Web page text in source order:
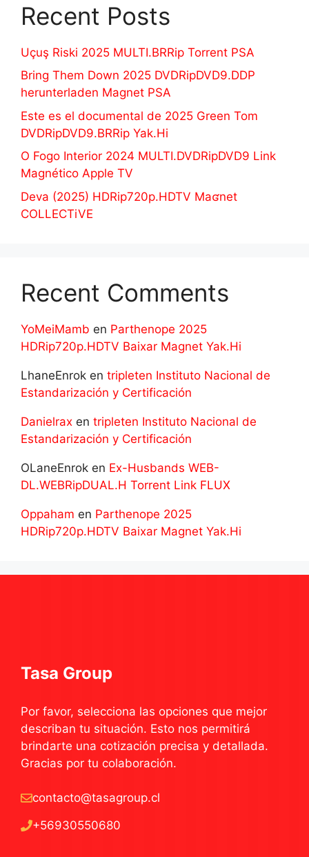
Recent Posts
Uçuş Riski 2025 MULTI.BRRip Torrent PSA
Bring Them Down 2025 DVDRipDVD9.DDP
herunterladen Magnet PSA
Este es el documental de 2025 Green Tom
DVDRipDVD9.BRRip Yak.Hi
O Fogo Interior 2024 MULTI.DVDRipDVD9 Link
Magnético Apple TV
Deva (2025) HDRip720p.HDTV Maʛnet
COLLECTiVE
Recent Comments
YoMeiMamb en Parthenope 2025
HDRip720p.HDTV Baixar Magnet Yak.Hi
LhaneEnrok en tripleten Instituto Nacional de
Estandarización y Certificación
Danielrax en tripleten Instituto Nacional de
Estandarización y Certificación
OLaneEnrok en Ex-Husbands WEB-
DL.WEBRipDUAL.H Torrent Link FLUX
Oppaham en Parthenope 2025
HDRip720p.HDTV Baixar Magnet Yak.Hi
Tasa Group
Por favor, selecciona las opciones que mejor
describan tu situación. Esto nos permitirá
brindarte una cotización precisa y detallada.
Gracias por tu colaboración.
contacto@tasagroup.cl
+56930550680